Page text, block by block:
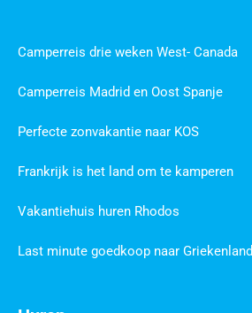
Camperreis drie weken West- Canada
Camperreis Madrid en Oost Spanje
Perfecte zonvakantie naar KOS
Frankrijk is het land om te kamperen
Vakantiehuis huren Rhodos
Last minute goedkoop naar Griekenland